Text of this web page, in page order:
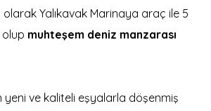
olarak Yalıkavak Marinaya araç ile 5
muhteşem deniz manzarası
yeni ve kaliteli eşyalarla döşenmiş